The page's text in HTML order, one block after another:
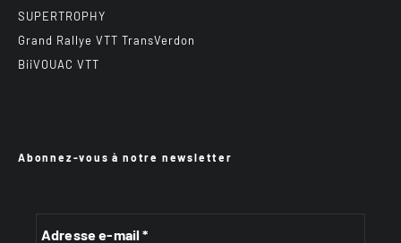
SUPERTROPHY
Grand Rallye VTT TransVerdon
BiiVOUAC VTT
Abonnez-vous à notre newsletter